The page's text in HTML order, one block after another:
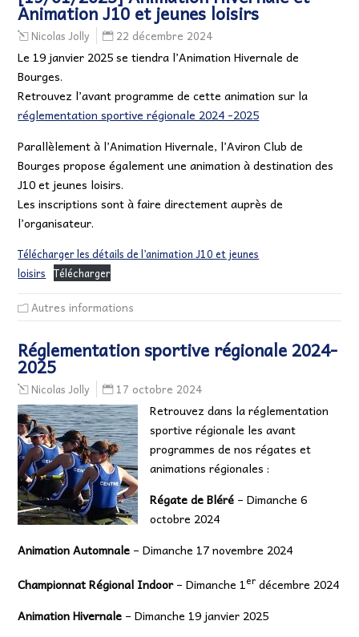
Animation J10 et jeunes loisirs
Nicolas Jolly 22 décembre 2024
Le 19 janvier 2025 se tiendra l’Animation Hivernale de
Bourges.
Retrouvez l’avant programme de cette animation sur la
réglementation sportive régionale 2024 -2025
Parallèlement à l’Animation Hivernale, l’Aviron Club de
Bourges propose également une animation à destination des
J10 et jeunes loisirs.
Les inscriptions sont à faire directement auprès de
l’organisateur.
Télécharger les détails de l’animation J10 et jeunes
loisirs Télécharger
Autres informations
Réglementation sportive régionale 2024-
2025
Nicolas Jolly 17 octobre 2024
Retrouvez dans la réglementation
sportive régionale les avant
programmes de nos régates et
animations régionales :
Régate de Bléré – Dimanche 6
octobre 2024
Animation Automnale – Dimanche 17 novembre 2024
Championnat Régional Indoor– Dimanche 1er décembre 2024
Animation Hivernale – Dimanche 19 janvier 2025